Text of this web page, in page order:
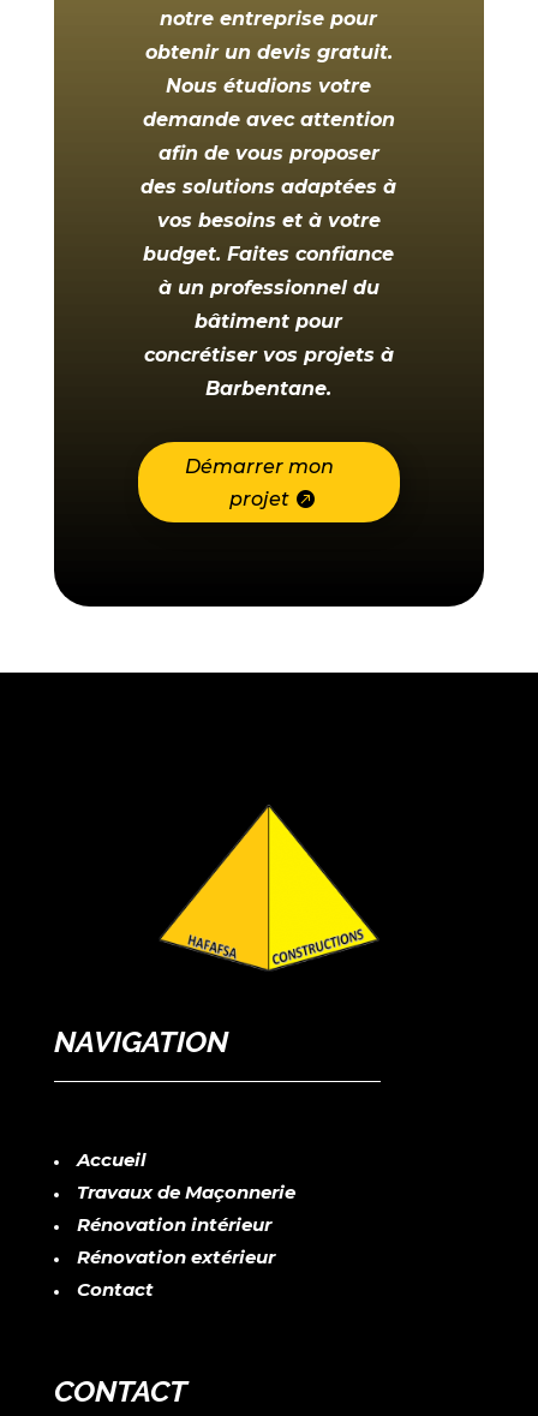
notre entreprise pour
obtenir un devis gratuit.
Nous étudions votre
demande avec attention
afin de vous proposer
des solutions adaptées à
vos besoins et à votre
budget. Faites confiance
à un professionnel du
bâtiment pour
concrétiser vos projets à
Barbentane.
Démarrer mon
projet
NAVIGATION
Accueil
Travaux de Maçonnerie
Rénovation intérieur
Rénovation extérieur
Contact
CONTACT